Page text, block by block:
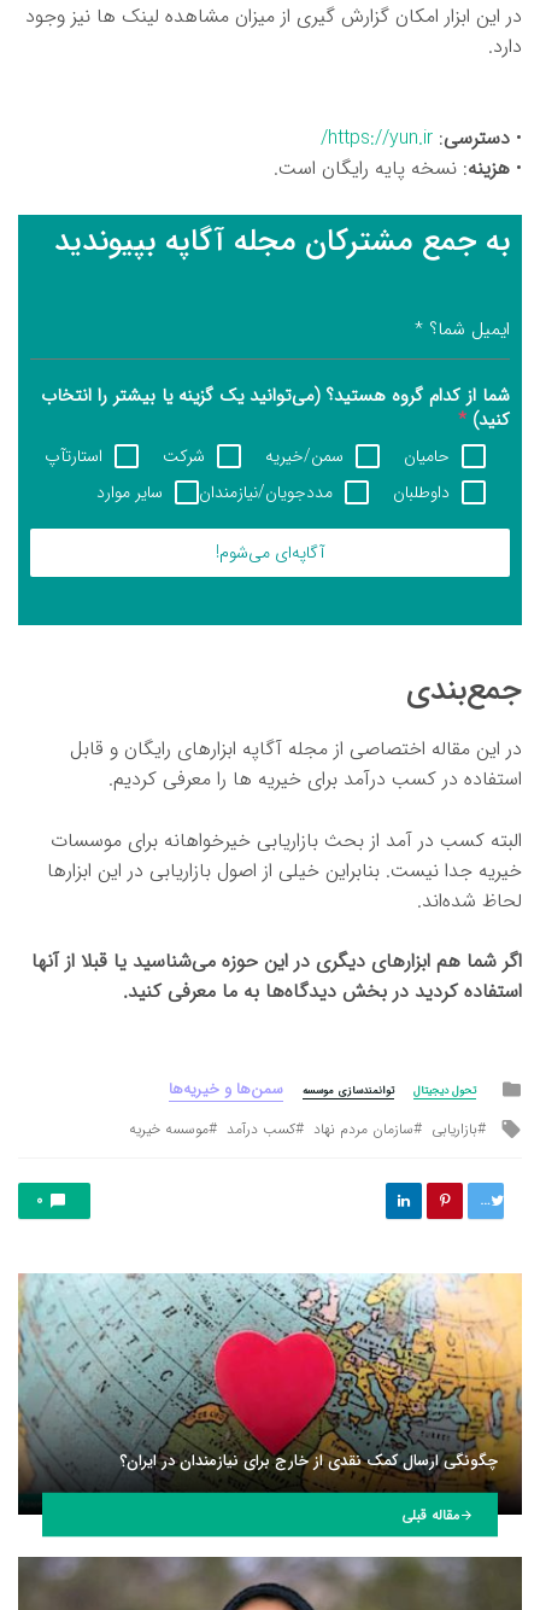
در این ابزار امکان گزارش گیری از میزان مشاهده لینک ها نیز وجود
دارد.
• دسترسی:
https://yun.ir/
• هزینه: نسخه پایه رایگان است.
به جمع مشترکان مجله آگاپه بپیوندید
ایمیل شما؟ *
شما از کدام گروه هستید؟ (می‌توانید یک گزینه یا بیشتر را انتخاب
کنید) *
حامیان سمن/خیریه شرکت
استارتآپ
داوطلبان
مددجویان/نیازمندان سایر موارد
آگاپه‌ای می‌شوم!
جمع‌بندی
در این مقاله اختصاصی از مجله آگاپه ابزارهای رایگان و قابل
استفاده در کسب درآمد برای خیریه ها را معرفی کردیم.
البته کسب در آمد از بحث بازاریابی خیرخواهانه برای موسسات
خیریه جدا نیست. بنابراین خیلی از اصول بازاریابی در این ابزارها
لحاظ شده‌اند.
اگر شما هم ابزارهای دیگری در این حوزه می‌شناسید یا قبلا از آنها
استفاده کردید در بخش دیدگاه‌ها به ما معرفی کنید.
Posted
تحول دیجیتال توانمندسازی موسسه سمن‌ها و خیریه‌ها
Tagged
with
بازاریابی سازمان مردم نهاد کسب درآمد موسسه خیریه
توییت 0
چگونگی ارسال کمک نقدی از خارج برای نیازمندان در ایران؟
مقاله قبلی